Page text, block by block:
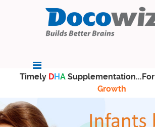
Timely DHA Supplementation...For
Growth